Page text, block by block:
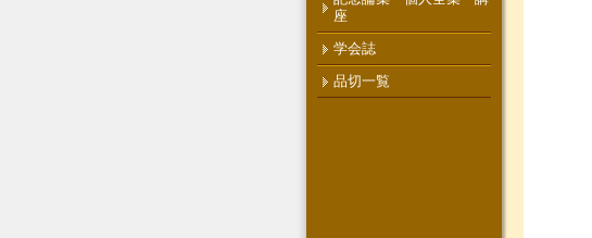
座
学会誌
品切一覧